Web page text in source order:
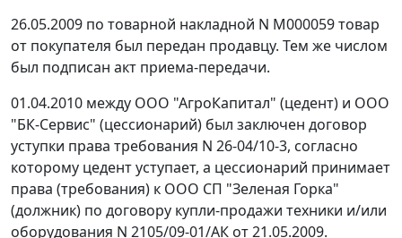
26.05.2009 по товарной накладной N М000059 товар
от покупателя был передан продавцу. Тем же числом
был подписан акт приема-передачи.
01.04.2010 между ООО "АгроКапитал" (цедент) и ООО
"БК-Сервис" (цессионарий) был заключен договор
уступки права требования N 26-04/10-3, согласно
которому цедент уступает, а цессионарий принимает
права (требования) к ООО СП "Зеленая Горка"
(должник) по договору купли-продажи техники и/или
оборудования N 2105/09-01/АК от 21.05.2009.